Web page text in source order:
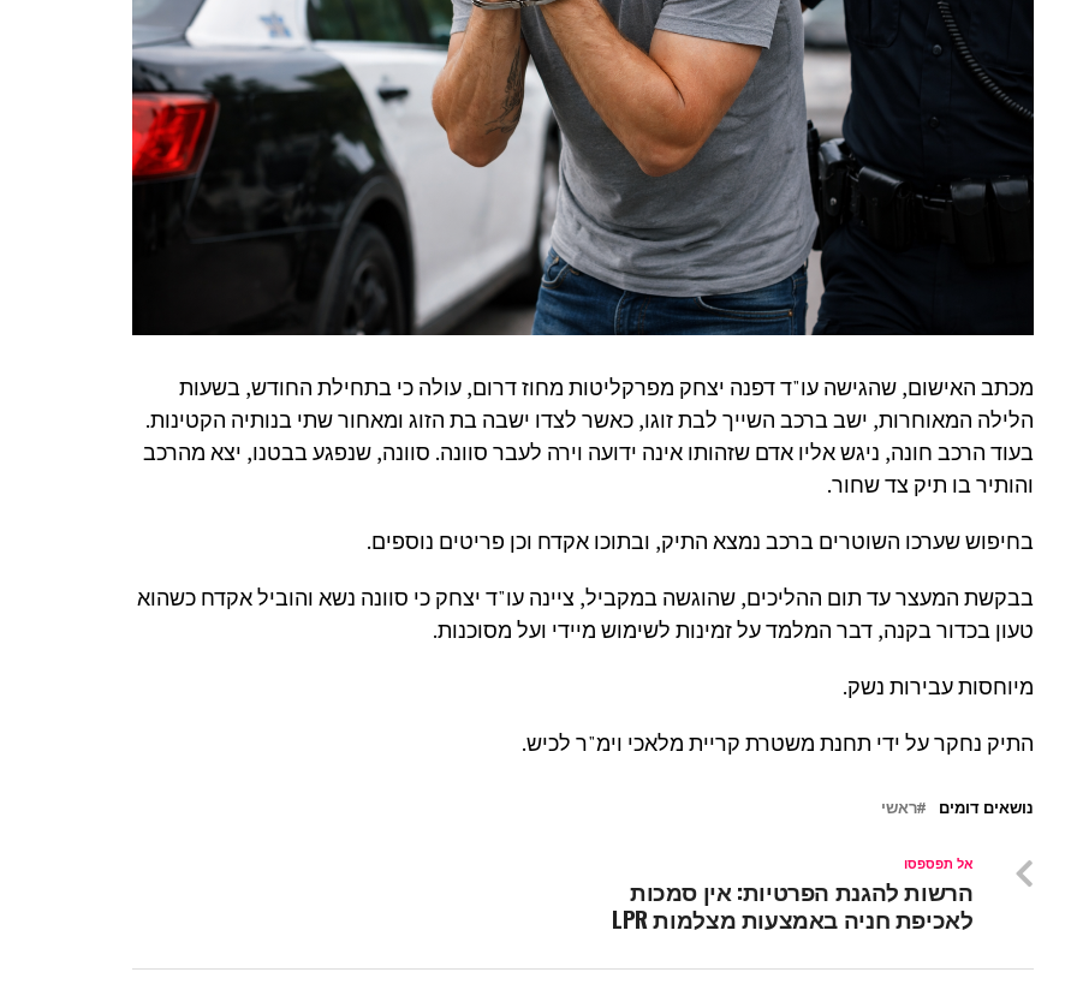
מכתב האישום, שהגישה עו"ד דפנה יצחק מפרקליטות מחוז דרום, עולה כי בתחילת החודש, בשעות
הלילה המאוחרות, ישב ברכב השייך לבת זוגו, כאשר לצדו ישבה בת הזוג ומאחור שתי בנותיה הקטינות.
בעוד הרכב חונה, ניגש אליו אדם שזהותו אינה ידועה וירה לעבר סוונה. סוונה, שנפגע בבטנו, יצא מהרכב
והותיר בו תיק צד שחור.
בחיפוש שערכו השוטרים ברכב נמצא התיק, ובתוכו אקדח וכן פריטים נוספים.
בבקשת המעצר עד תום ההליכים, שהוגשה במקביל, ציינה עו"ד יצחק כי סוונה נשא והוביל אקדח כשהוא
טעון בכדור בקנה, דבר המלמד על זמינות לשימוש מיידי ועל מסוכנות.
מיוחסות עבירות נשק.
התיק נחקר על ידי תחנת משטרת קריית מלאכי וימ"ר לכיש.
נושאים דומים ראשי
אל תפספסו
הרשות להגנת הפרטיות: אין סמכות
לאכיפת חניה באמצעות מצלמות LPR